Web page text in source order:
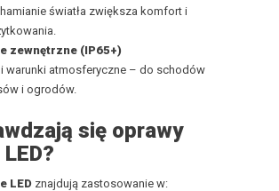
światła zwiększa komfort i
zewnętrzne (IP65+)
warunki atmosferyczne – do schodów
i ogrodów.
się oprawy
LED znajdują zastosowanie w: